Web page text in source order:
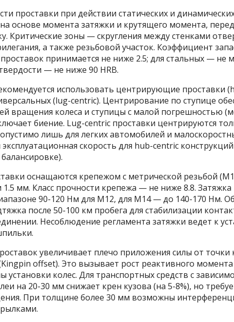
проставки при действии статических и
основе момента затяжки и крутящего момента,
Критические зоны — скругления между стенками
а также резьбовой участок. Коэффициент
принимается не ниже 2.5; для стальных — не
— не ниже 90 HRB.
использовать центрирующие проставки
(lug-centric). Центрирование по ступице
вращения колеса и ступицы с малой погрешностью
биение. Lug-centric проставки центрируются
лишь для легких автомобилей и
скорость для hub-centric
оснащаются крепежом с метрической резьбой
мм. Класс прочности крепежа — не ниже 8.8. Затяжка
90-120 Нм для М12, для М14 — до 140-170 Нм.
после 50-100 км пробега для стабилизации
Несоблюдение регламента затяжки ведет к
увеличивает плечо приложения силы от
offset). Это вызывает рост реактивного
установки колес. Для транспортных средств с
на 20-30 мм снижает крен кузова (на 5-8%), но
При толщине более 30 мм возможны